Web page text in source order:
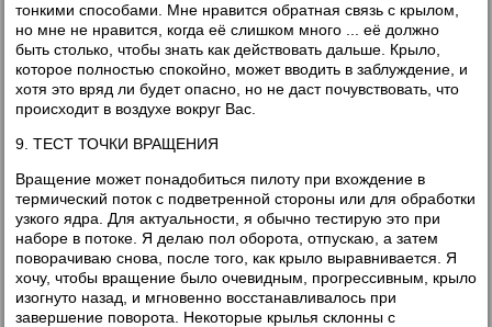
тонкими способами. Мне нравится обратная связь с крылом,
но мне не нравится, когда её слишком много ... её должно
быть столько, чтобы знать как действовать дальше. Крыло,
которое полностью спокойно, может вводить в заблуждение, и
хотя это вряд ли будет опасно, но не даст почувствовать, что
происходит в воздухе вокруг Вас.
9. ТЕСТ ТОЧКИ ВРАЩЕНИЯ
Вращение может понадобиться пилоту при вхождение в
термический поток с подветренной стороны или для обработки
узкого ядра. Для актуальности, я обычно тестирую это при
наборе в потоке. Я делаю пол оборота, отпускаю, а затем
поворачиваю снова, после того, как крыло выравнивается. Я
хочу, чтобы вращение было очевидным, прогрессивным, крыло
изогнуто назад, и мгновенно восстанавливалось при
завершение поворота. Некоторые крылья склонны с